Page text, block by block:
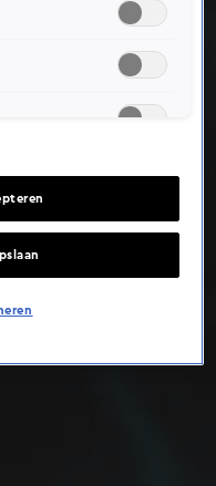
op je huidige locatie